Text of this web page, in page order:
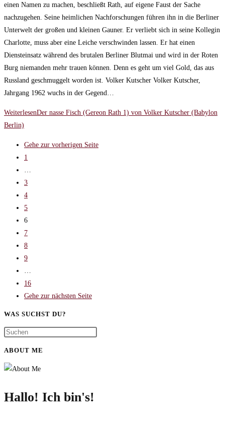
einen Namen zu machen, beschließt Rath, auf eigene Faust der Sache
nachzugehen. Seine heimlichen Nachforschungen führen ihn in die Berliner
Unterwelt der großen und kleinen Gauner. Er verliebt sich in seine Kollegin
Charlotte, muss aber eine Leiche verschwinden lassen. Er hat einen
Diensteinsatz während des brutalen Berliner Blutmai und wird in der Roten
Burg niemanden mehr trauen können. Denn es geht um viel Gold, das aus
Russland geschmuggelt worden ist. Volker Kutscher Volker Kutscher,
Jahrgang 1962 wuchs in der Gegend…
WeiterlesenDer nasse Fisch (Gereon Rath 1) von Volker Kutscher (Babylon
Berlin)
Gehe zur vorherigen Seite
1
3
4
5
6
7
8
9
16
Gehe zur nächsten Seite
WAS SUCHST DU?
ABOUT ME
Hallo! Ich bin's!